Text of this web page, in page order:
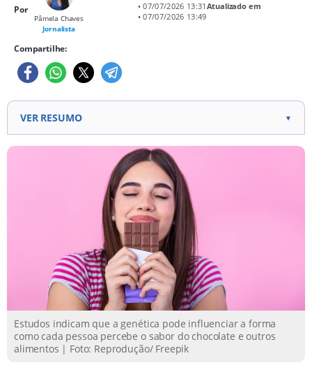
Por
Pâmela Chaves
Jornalista
• 07/07/2026 13:31 Atualizado em
• 07/07/2026 13:49
Compartilhe:
VER RESUMO ▼
Genética influencia percepção dos sabores e
preferências alimentares.
Variante genética TAS2R38 afeta sensibilidade ao
sabor amargo do cacau.
Testes genéticos podem identificar predisposições a
diferentes sabores.
Comportamento alimentar é resultado de fatores
biológicos e ambientais.
Genética não determina preferência por chocolate,
mas pode aumentar predisposição.
Estudos indicam que a genética pode influenciar a forma
como cada pessoa percebe o sabor do chocolate e outros
alimentos | Foto: Reprodução/ Freepik